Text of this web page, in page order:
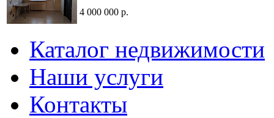
4 000 000 р.
Каталог недвижимости
Наши услуги
Контакты